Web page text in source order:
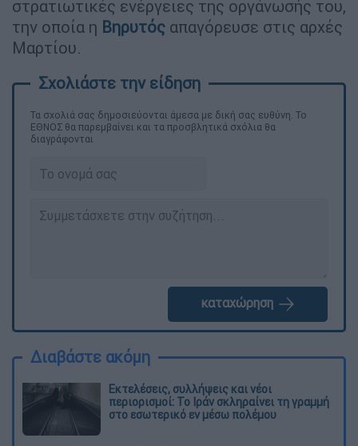
στρατιωτικές ενέργειες της οργάνωσής του,
την οποία η Βηρυτός απαγόρευσε στις αρχές
Μαρτίου.
Τα σχολιά σας δημοσιεύονται άμεσα με δική σας ευθύνη. Το
ΕΘΝΟΣ θα παρεμβαίνει και τα προσβλητικά σχόλια θα
διαγράφονται
καταχώρηση
Διαβάστε ακόμη
Εκτελέσεις, συλλήψεις και νέοι
περιορισμοί: Το Ιράν σκληραίνει τη γραμμή
στο εσωτερικό εν μέσω πολέμου